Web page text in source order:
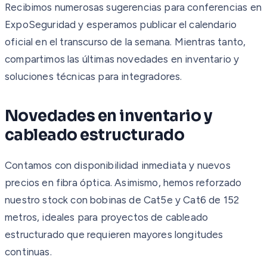
Recibimos numerosas sugerencias para conferencias en
ExpoSeguridad y esperamos publicar el calendario
oficial en el transcurso de la semana. Mientras tanto,
compartimos las últimas novedades en inventario y
soluciones técnicas para integradores.
Novedades en inventario y
cableado estructurado
Contamos con disponibilidad inmediata y nuevos
precios en fibra óptica. Asimismo, hemos reforzado
nuestro stock con bobinas de Cat5e y Cat6 de 152
metros, ideales para proyectos de cableado
estructurado que requieren mayores longitudes
continuas.